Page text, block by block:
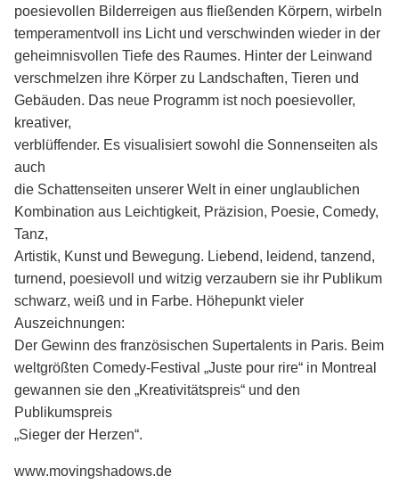
poesievollen Bilderreigen aus fließenden Körpern, wirbeln
temperamentvoll ins Licht und verschwinden wieder in der
geheimnisvollen Tiefe des Raumes. Hinter der Leinwand
verschmelzen ihre Körper zu Landschaften, Tieren und
Gebäuden. Das neue Programm ist noch poesievoller,
kreativer,
verblüffender. Es visualisiert sowohl die Sonnenseiten als
auch
die Schattenseiten unserer Welt in einer unglaublichen
Kombination aus Leichtigkeit, Präzision, Poesie, Comedy,
Tanz,
Artistik, Kunst und Bewegung. Liebend, leidend, tanzend,
turnend, poesievoll und witzig verzaubern sie ihr Publikum
schwarz, weiß und in Farbe. Höhepunkt vieler
Auszeichnungen:
Der Gewinn des französischen Supertalents in Paris. Beim
weltgrößten Comedy-Festival „Juste pour rire“ in Montreal
gewannen sie den „Kreativitätspreis“ und den
Publikumspreis
„Sieger der Herzen“.
www.movingshadows.de